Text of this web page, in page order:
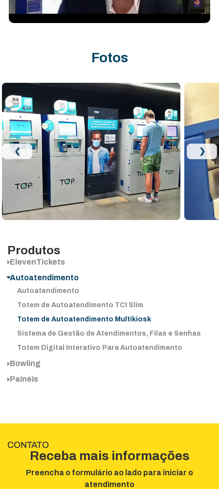
Fotos
❮ ❯
Produtos
ElevenTickets
Autoatendimento
Autoatendimento
Totem de Autoatendimento TCI Slim
Totem de Autoatendimento Multikiosk
Sistema de Gestão de Atendimentos, Filas e Senhas
Totem Digital Interativo Para Autoatendimento
Bowling
Painéis
CONTATO
Receba mais informações
Preencha o formulário ao lado para iniciar o
atendimento